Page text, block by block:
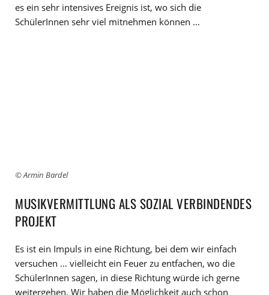
es ein sehr intensives Ereignis ist, wo sich die
SchülerInnen sehr viel mitnehmen können …
© Armin Bardel
MUSIKVERMITTLUNG ALS SOZIAL VERBINDENDES
PROJEKT
Es ist ein Impuls in eine Richtung, bei dem wir einfach
versuchen … vielleicht ein Feuer zu entfachen, wo die
SchülerInnen sagen, in diese Richtung würde ich gerne
weitergehen. Wir haben die Möglichkeit auch schon